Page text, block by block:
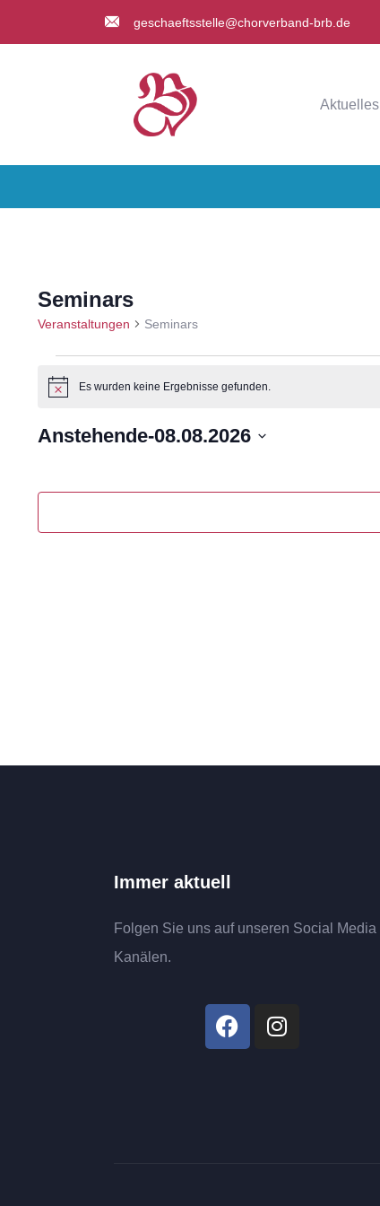
geschaeftsstelle@chorverband-brb.de
Aktuelles
Seminars
Veranstaltungen Seminars
HinweisEs wurden keine Ergebnisse gefunden.
Anstehende-08.08.2026
auswählen.
Immer aktuell
Folgen Sie uns auf unseren Social Media
Kanälen.